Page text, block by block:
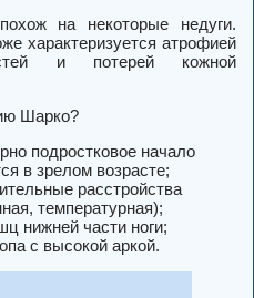
на некоторые недуги.
характеризуется атрофией
и потерей кожной
Шарко?
подростковое начало
в зрелом возрасте;
расстройства
температурная);
нижней части ноги;
с высокой аркой.